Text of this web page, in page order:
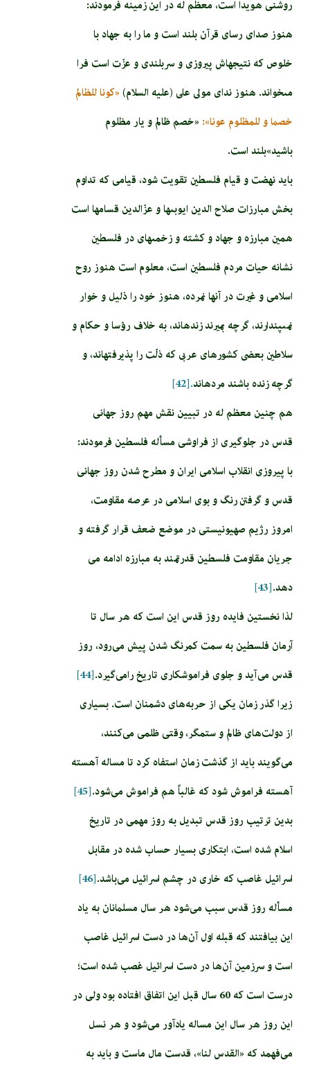
روشنی هویدا است، معظم له در این زمینه فرمودند:
هنوز صداى رساى قرآن بلند است و ما را به جهاد با
خلوص كه نتيجه‏اش پيروزى و سربلندى و عزّت است فرا
مى‏خواند. هنوز نداى مولى على (عليه السلام‏) «كونا للظالم
خصما و للمظلوم عونا»: «خصم ظالم و يار مظلوم
باشيد»بلند است.
بايد نهضت و قيام فلسطين‏ تقويت شود، قيامى كه تداوم
بخش مبارزات صلاح الدين ايوبى‏ها و عزّالدين قسام­ها است
همين مبارزه و جهاد و كشته و زخمى‏هاى در فلسطين‏
نشانه حيات مردم فلسطين‏ است، معلوم است هنوز روح
اسلامى و غيرت در آنها نمرده، هنوز خود را ذليل و خوار
نمى‏پندارند، گرچه بميرند زنده‏اند، به خلاف رؤسا و حكام و
سلاطين بعضى كشورهاى عربى كه ذلّت را پذيرفته‏اند، و
گرچه زنده باشند مرده‏اند.[42]
هم چنین معظم له در تبیین نقش مهم روز جهانی
قدس در جلوگیری از فراوشی مسأله فلسطین فرمودند:
با پیروزی انقلاب اسلامی ایران و مطرح شدن روز جهانی
قدس و گرفتن رنگ و بوی اسلامی در عرصه مقاومت،
امروز رژیم صهیونیستی در موضع ضعف قرار گرفته و
جریان مقاومت فلسطین قدرتمند به مبارزه ادامه می
دهد.[43]
لذا نخستین فایده روز قدس این است که هر سال تا
آرمان فلسطین به سمت کمرنگ شدن پیش می‌رود، روز
قدس می‌آید و جلوی فراموشکاری تاریخ رامی‌گیرد.[44]
زیرا گذر زمان یکی از حربه‌های دشمنان است. بسیاری
از دولت‌های ظالم و ستمگر، وقتی ظلمی می‌کنند،
می‌گویند باید از گذشت زمان استفاه کرد تا مساله آهسته
آهسته فراموش شود که غالباً هم فراموش می‌شود.[45]
بدین ترتیب روز قدس تبدیل به روز مهمی در تاریخ
اسلام شده است، ابتکاری بسیار حساب شده در مقابل
اسرائیل غاصب که خاری در چشم اسرائیل می‌باشد.[46]
مسأله روز قدس سبب می‌شود هر سال مسلمانان به یاد
این بیافتند که قبله اول آن‌ها در دست اسرائیل غاصب
است و سرزمین آن‌ها در دست اسرائیل غصب شده است؛
درست است که 60 سال قبل این اتفاق افتاده بود ولی در
این روز هر سال این مساله یادآور می‌شود و هر نسل
می‌فهمد که «القدس لنا»، قدست مال ماست و باید به